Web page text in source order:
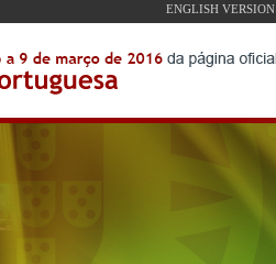
ENGLISH VERSION